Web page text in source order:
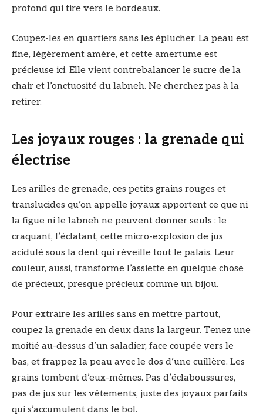
profond qui tire vers le bordeaux.
Coupez-les en quartiers sans les éplucher. La peau est
fine, légèrement amère, et cette amertume est
précieuse ici. Elle vient contrebalancer le sucre de la
chair et l’onctuosité du labneh. Ne cherchez pas à la
retirer.
Les joyaux rouges : la grenade qui
électrise
Les arilles de grenade, ces petits grains rouges et
translucides qu’on appelle joyaux apportent ce que ni
la figue ni le labneh ne peuvent donner seuls : le
craquant, l’éclatant, cette micro-explosion de jus
acidulé sous la dent qui réveille tout le palais. Leur
couleur, aussi, transforme l’assiette en quelque chose
de précieux, presque précieux comme un bijou.
Pour extraire les arilles sans en mettre partout,
coupez la grenade en deux dans la largeur. Tenez une
moitié au-dessus d’un saladier, face coupée vers le
bas, et frappez la peau avec le dos d’une cuillère. Les
grains tombent d’eux-mêmes. Pas d’éclaboussures,
pas de jus sur les vêtements, juste des joyaux parfaits
qui s’accumulent dans le bol.